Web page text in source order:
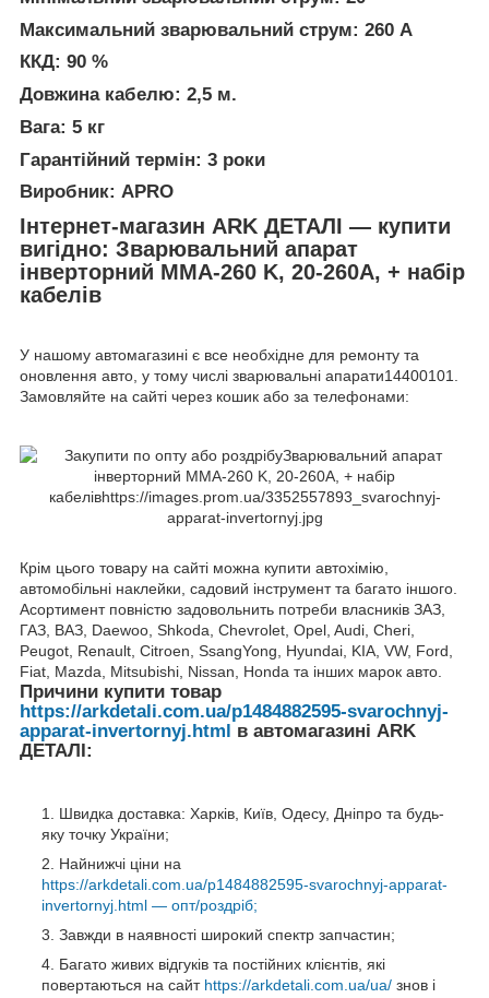
Максимальний зварювальний струм: 260 А
ККД: 90 %
Довжина кабелю: 2,5 м.
Вага: 5 кг
Гарантійний термін: 3 роки
Виробник: APRO
Інтернет-магазин ARK ДЕТАЛІ — купити
вигідно: Зварювальний апарат
інверторний MMA-260 K, 20-260А, + набір
кабелів
У нашому автомагазині є все необхідне для ремонту та
оновлення авто, у тому числі зварювальні апарати14400101.
Замовляйте на сайті через кошик або за телефонами:
Крім цього товару на сайті можна купити автохімію,
автомобільні наклейки, садовий інструмент та багато іншого.
Асортимент повністю задовольнить потреби власників ЗАЗ,
ГАЗ, ВАЗ, Daewoo, Shkoda, Chevrolet, Opel, Audi, Cheri,
Peugot, Renault, Citroen, SsangYong, Hyundai, KIA, VW, Ford,
Fiat, Mazda, Mitsubishi, Nissan, Honda та інших марок авто.
Причини купити товар
https://arkdetali.com.ua/p1484882595-svarochnyj-
apparat-invertornyj.html в автомагазині ARK
ДЕТАЛІ:
Швидка доставка: Харків, Київ, Одесу, Дніпро та будь-
яку точку України;
Найнижчі ціни на
https://arkdetali.com.ua/p1484882595-svarochnyj-apparat-
invertornyj.html — опт/роздріб;
Завжди в наявності широкий спектр запчастин;
Багато живих відгуків та постійних клієнтів, які
повертаються на сайт https://arkdetali.com.ua/ua/ знов і